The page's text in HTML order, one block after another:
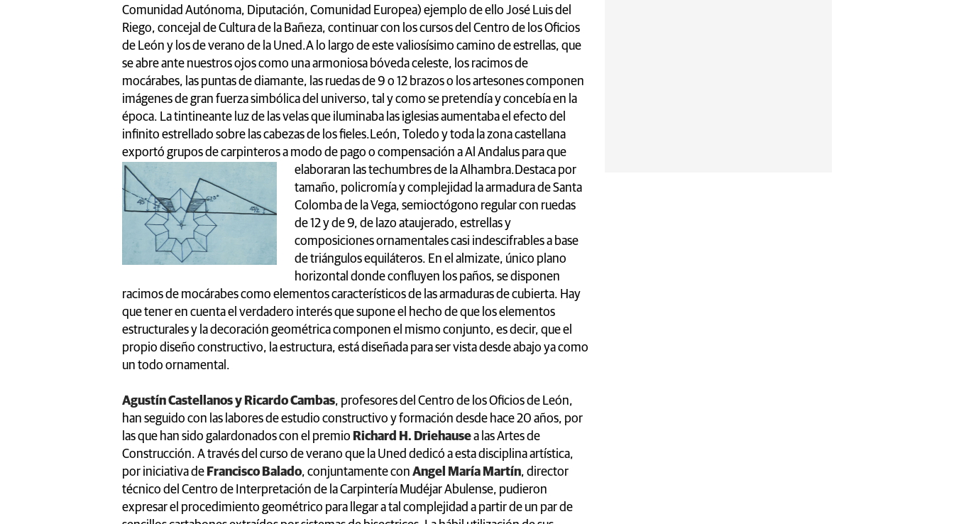
Comunidad Autónoma, Diputación, Comunidad Europea) ejemplo de ello José Luis del
Riego, concejal de Cultura de la Bañeza, continuar con los cursos del Centro de los Oficios
de León y los de verano de la Uned.A lo largo de este valiosísimo camino de estrellas, que
se abre ante nuestros ojos como una armoniosa bóveda celeste, los racimos de
mocárabes, las puntas de diamante, las ruedas de 9 o 12 brazos o los artesones componen
imágenes de gran fuerza simbólica del universo, tal y como se pretendía y concebía en la
época. La tintineante luz de las velas que iluminaba las iglesias aumentaba el efecto del
infinito estrellado sobre las cabezas de los fieles.León, Toledo y toda la zona castellana
exportó grupos de carpinteros a modo de pago o compensación a Al Andalus para que
elaboraran las techumbres de la Alhambra. Destaca por
tamaño, policromía y complejidad la armadura de Santa
Colomba de la Vega, semioctógono regular con ruedas
de 12 y de 9, de lazo ataujerado, estrellas y
composiciones ornamentales casi indescifrables a base
de triángulos equiláteros. En el almizate, único plano
horizontal donde confluyen los paños, se disponen
racimos de mocárabes como elementos característicos de las armaduras de cubierta. Hay
que tener en cuenta el verdadero interés que supone el hecho de que los elementos
estructurales y la decoración geométrica componen el mismo conjunto, es decir, que el
propio diseño constructivo, la estructura, está diseñada para ser vista desde abajo ya como
un todo ornamental.
Agustín Castellanos y Ricardo Cambas, profesores del Centro de los Oficios de León,
han seguido con las labores de estudio constructivo y formación desde hace 20 años, por
las que han sido galardonados con el premio Richard H. Driehausea las Artes de
Construcción. A través del curso de verano que la Uned dedicó a esta disciplina artística,
por iniciativa de Francisco Balado, conjuntamente con Angel María Martín, director
técnico del Centro de Interpretación de la Carpintería Mudéjar Abulense, pudieron
expresar el procedimiento geométrico para llegar a tal complejidad a partir de un par de